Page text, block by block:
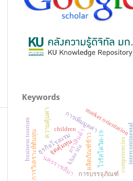
Keywords
ไวรัสโควิด-19
ผลิตภัณฑ์ข้าว
การเพิ่มมูลค่า
การบรรจุภัณฑ์
ตราสินค้า
ธุรกิจโรงแรม
จุดคุ้มทุน
ความคุ้มค่า
การวิเคราะห์ต้นทุน
market orientation
intercontinental
นครราชสีมา
business tourism competencies
children
khao stu